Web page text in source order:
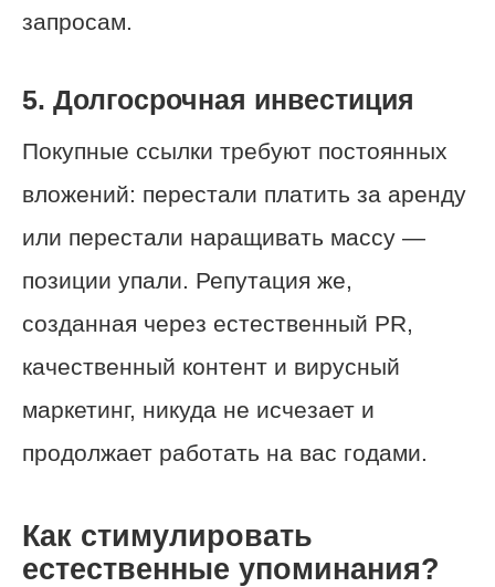
запросам.
5. Долгосрочная инвестиция
Покупные ссылки требуют постоянных
вложений: перестали платить за аренду
или перестали наращивать массу —
позиции упали. Репутация же,
созданная через естественный PR,
качественный контент и вирусный
маркетинг, никуда не исчезает и
продолжает работать на вас годами.
Как стимулировать
естественные упоминания?